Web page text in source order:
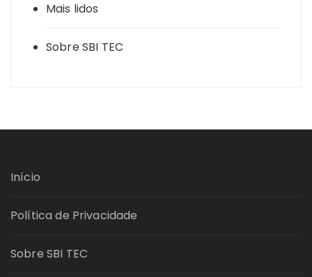
Mais lidos
Sobre SBI TEC
Início
Política de Privacidade
Sobre SBI TEC